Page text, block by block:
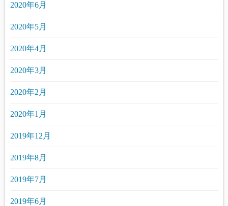
2020年6月
2020年5月
2020年4月
2020年3月
2020年2月
2020年1月
2019年12月
2019年8月
2019年7月
2019年6月